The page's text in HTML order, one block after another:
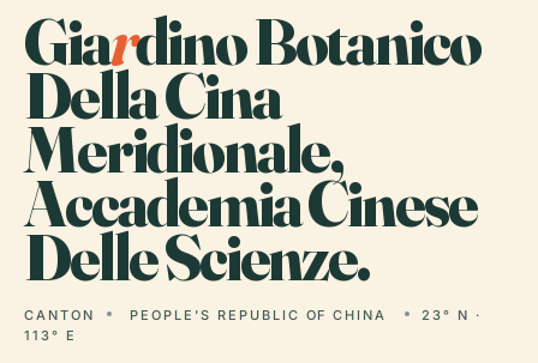
Giardino Botanico
Della Cina
Meridionale,
Accademia Cinese
Delle Scienze.
CANTON PEOPLE'S REPUBLIC OF CHINA
23° N ·
113° E